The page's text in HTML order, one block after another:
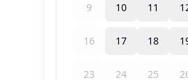
9 10 11
16 17 18
23 24 25